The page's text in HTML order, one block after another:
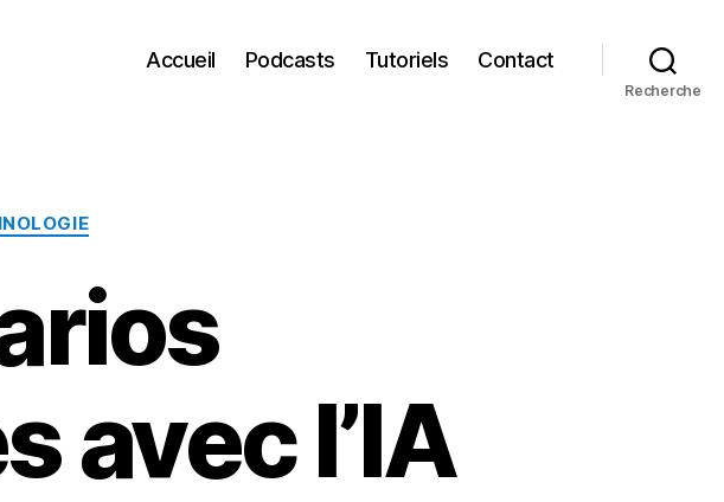
Accueil Podcasts Tutoriels Contact
Recherche
avec l’IA